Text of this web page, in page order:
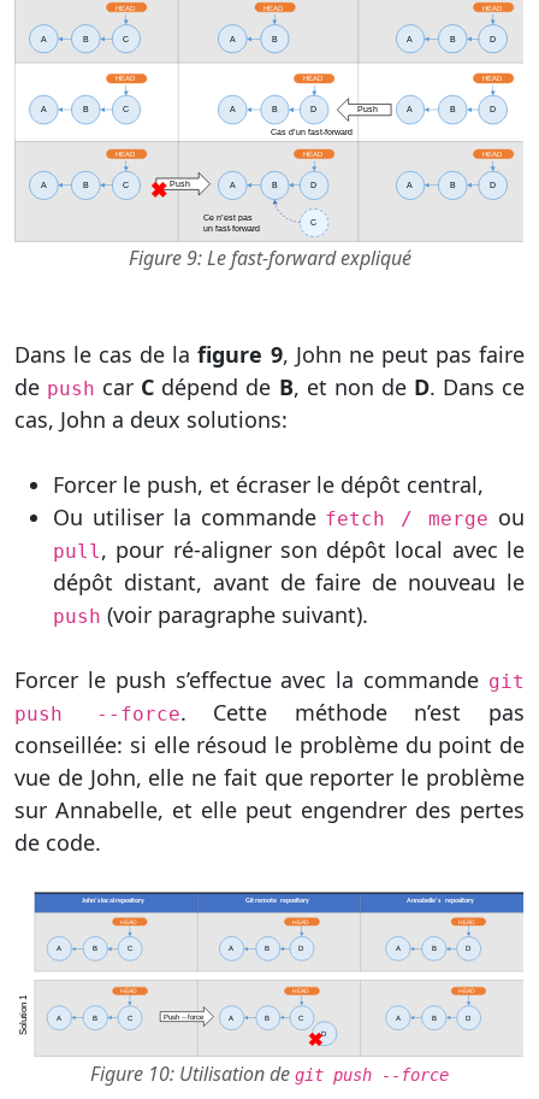
Figure 9: Le fast-forward expliqué
Dans le cas de lafigure 9, John ne peut pas faire
de push car C dépend de B, et non de D. Dans ce
cas, John a deux solutions:
Forcer le push, et écraser le dépôt central,
Ou utiliser la commande fetch / merge ou
pull, pour ré-aligner son dépôt local avec le
dépôt distant, avant de faire de nouveau le
push (voir paragraphe suivant).
Forcer le push s’effectue avec la commande git
push --force. Cette méthode n’est pas
conseillée: si elle résoud le problème du point de
vue de John, elle ne fait que reporter le problème
sur Annabelle, et elle peut engendrer des pertes
de code.
Figure 10: Utilisation de git push --force